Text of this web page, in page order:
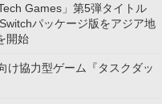
Games」第5弾タイトル
パッケージ版をアジア地
開始
け協力型ゲーム『タスクダッ